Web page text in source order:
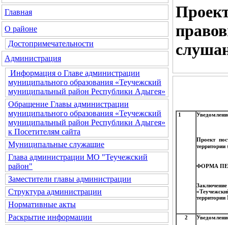
Главная
О районе
Достопримечательности
Администрация
Информация о Главе администрации
муниципального образования «Теучежский
муниципальный район Республики Адыгея»
Обращение Главы администрации
муниципального образования «Теучежский
муниципальный район Республики Адыгея»
к Посетителям сайта
Муниципальные служащие
Глава администрации МО "Теучежский
район"
Заместители главы администрации
Структура администрации
Нормативные акты
Раскрытие информации
1
Проект
ФОРМА
2